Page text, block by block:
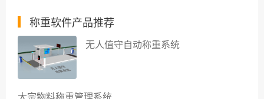
称重软件产品推荐
无人值守自动称重系统